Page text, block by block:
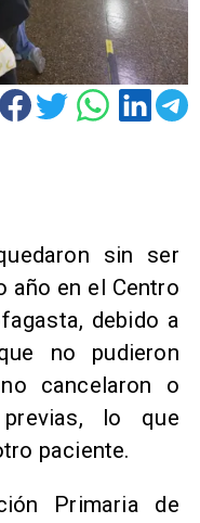
sin ser
año en el Centro
debido a
no pudieron
cancelaron o
lo que
paciente.
Primaria de